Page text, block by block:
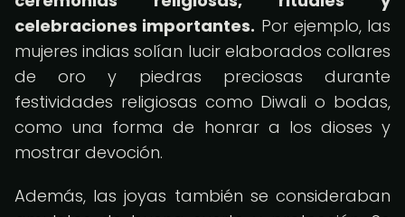
celebraciones importantes. Por ejemplo, las
mujeres indias solían lucir elaborados collares
de oro y piedras preciosas durante
festividades religiosas como Diwali o bodas,
como una forma de honrar a los dioses y
mostrar devoción.
Además, las joyas también se consideraban